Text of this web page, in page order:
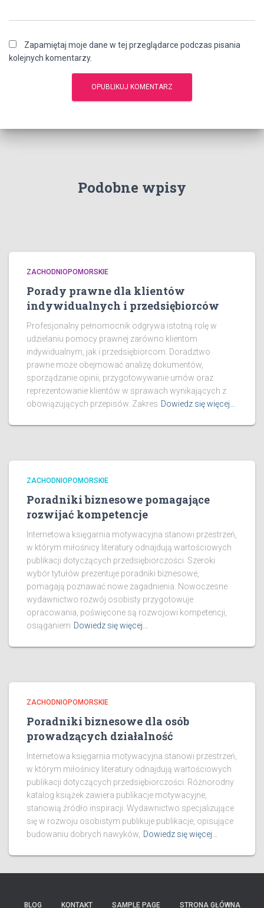
Zapamiętaj moje dane w tej przeglądarce podczas pisania
kolejnych komentarzy.
Podobne wpisy
ZACHODNIOPOMORSKIE
Porady prawne dla klientów
indywidualnych i przedsiębiorców
Profesjonalny pełnomocnik odgrywa istotną rolę w
udzielaniu pomocy prawnej zarówno klientom
indywidualnym, jak i przedsiębiorcom. Doradztwo
prawne może obejmować analizę dokumentów,
sporządzanie opinii, przygotowywanie umów oraz
reprezentowanie klientów w sprawach wynikających z
obowiązujących przepisów. Zakres Dowiedz się więcej…
ZACHODNIOPOMORSKIE
Poradniki biznesowe pomagające
rozwijać kompetencje
Internetowa księgarnia motywacyjna stanowi przestrzeń,
w którym miłośnicy literatury odnajdują wartościowych
publikacji dotyczących przedsiębiorczości. Szeroki
wybór tytułów prezentuje poradniki biznesowe,
pomagają poznawać nowe zagadnienia. Nowoczesne
wydawnictwo rozwój osobisty przygotowuje
opracowania, poświęcone są rozwojowi kompetencji,
osiąganiem Dowiedz się więcej…
ZACHODNIOPOMORSKIE
Poradniki biznesowe dla osób
prowadzących działalność
Internetowa księgarnia motywacyjna stanowi przestrzeń,
w którym miłośnicy literatury odnajdują wartościowych
publikacji dotyczących przedsiębiorczości. Różnorodny
katalog książek zawiera publikacje motywacyjne,
stanowią źródło inspiracji. Wydawnictwo specjalizujące
się w rozwoju osobistym publikuje publikacje, opisujące
budowaniu dobrych nawyków, Dowiedz się więcej…
BLOG KONTAKT SAMPLE PAGE STRONA GŁÓWNA